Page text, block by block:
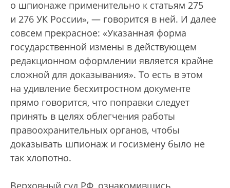
о шпионаже применительно к статьям 275
и 276 УК России», — говорится в ней. И далее
совсем прекрасное: «Указанная форма
государственной измены в действующем
редакционном оформлении является крайне
сложной для доказывания». То есть в этом
на удивление бесхитростном документе
прямо говорится, что поправки следует
принять в целях облегчения работы
правоохранительных органов, чтобы
доказывать шпионаж и госизмену было не
так хлопотно.
Верховный суд РФ, ознакомившись